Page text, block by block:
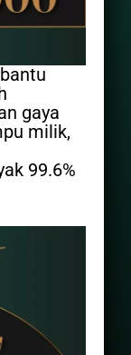
gaya
milik,
99.6%